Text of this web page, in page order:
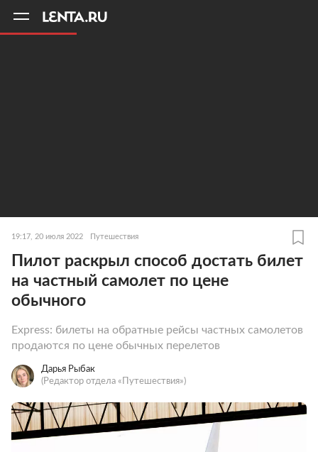
19:17, 20 июля 2022 Путешествия
Пилот раскрыл способ достать билет
на частный самолет по цене
обычного
Express: билеты на обратные рейсы частных самолетов
продаются по цене обычных перелетов
Дарья Рыбак
(Редактор отдела «Путешествия»)